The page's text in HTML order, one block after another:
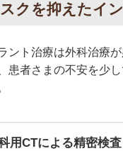
クを抑えたイ
ント治療は外科治療
患者さまの不安を少
用CTによる精密検査